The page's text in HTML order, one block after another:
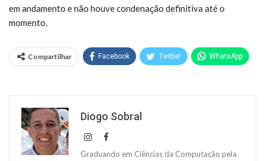
em andamento e não houve condenação definitiva até o
momento.
Compartilhar Facebook Twitter WhatsApp
Diogo Sobral
Graduando em Ciências da Computação pela